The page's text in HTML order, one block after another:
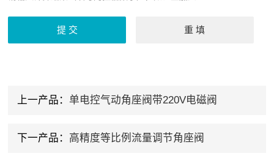
上一产品： 单电控气动角座阀带220V电磁阀
下一产品： 高精度等比例流量调节角座阀